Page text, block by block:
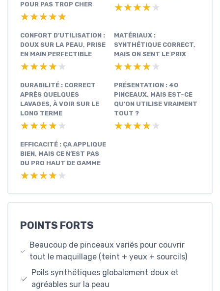
POUR PAS TROP CHER
★★★★★
★★★★★
★★★★★
★★★★★
CONFORT D’UTILISATION :
DOUX SUR LA PEAU, PRISE
EN MAIN PERFECTIBLE
★★★★★
★★★★★
MATÉRIAUX :
SYNTHÉTIQUE CORRECT,
MAIS ON SENT LE PRIX
★★★★★
★★★★★
DURABILITÉ : CORRECT
APRÈS QUELQUES
LAVAGES, À VOIR SUR LE
LONG TERME
★★★★★
★★★★★
PRÉSENTATION : 40
PINCEAUX, MAIS EST-CE
QU’ON UTILISE VRAIMENT
TOUT ?
★★★★★
★★★★★
EFFICACITÉ : ÇA APPLIQUE
BIEN, MAIS CE N’EST PAS
DU PRO HAUT DE GAMME
★★★★★
★★★★★
POINTS FORTS
Beaucoup de pinceaux variés pour couvrir
tout le maquillage (teint + yeux + sourcils)
Poils synthétiques globalement doux et
agréables sur la peau